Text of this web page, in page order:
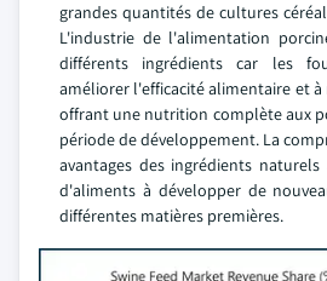
grandes quantités de cultures
L'industrie de l'alimentation
différents ingrédients car les
améliorer l'efficacité alimentaire et
offrant une nutrition complète aux
période de développement. La
avantages des ingrédients
d'aliments à développer de
différentes matières premières.